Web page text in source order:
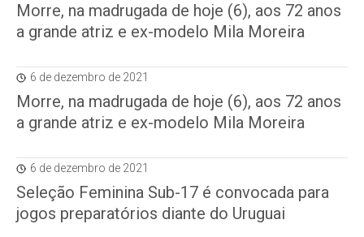
Morre, na madrugada de hoje (6), aos 72 anos
a grande atriz e ex-modelo Mila Moreira
6 de dezembro de 2021
Morre, na madrugada de hoje (6), aos 72 anos
a grande atriz e ex-modelo Mila Moreira
6 de dezembro de 2021
Seleção Feminina Sub-17 é convocada para
jogos preparatórios diante do Uruguai